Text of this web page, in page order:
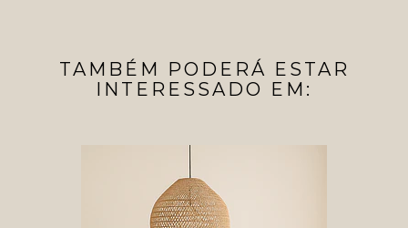
TAMBÉM PODERÁ ESTAR
INTERESSADO EM: